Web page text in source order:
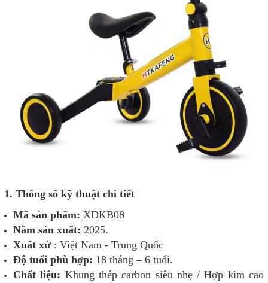
1. Thông số kỹ thuật chi tiết
Mã sản phẩm: XDKB08
Năm sản xuất: 2025.
Xuất xứ : Việt Nam - Trung Quốc
Độ tuổi phù hợp: 18 tháng – 6 tuổi.
Chất liệu: Khung thép carbon siêu nhẹ / Hợp kim cao